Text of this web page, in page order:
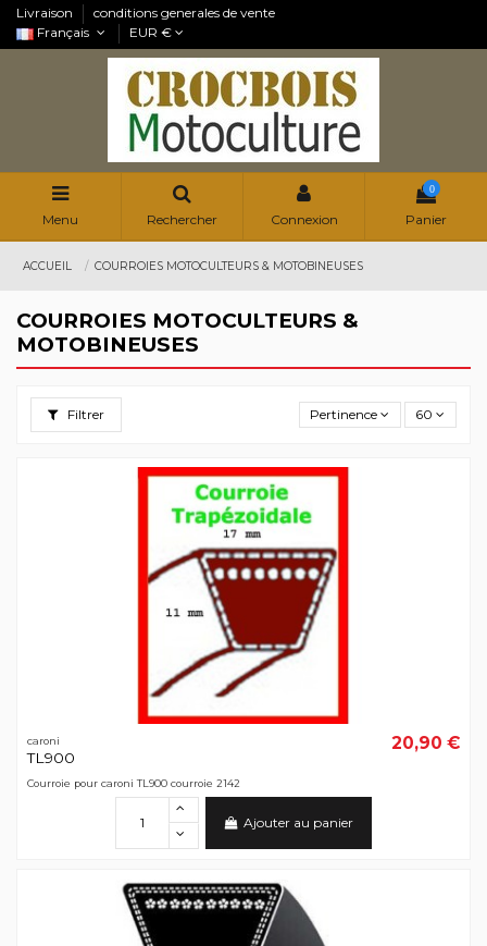
Livraison
conditions generales de vente
Français
EUR €
Menu Rechercher Connexion
0
Panier
ACCUEIL COURROIES MOTOCULTEURS & MOTOBINEUSES
COURROIES MOTOCULTEURS &
MOTOBINEUSES
Filtrer Pertinence 60
caroni
TL900
20,90 €
Courroie pour caroni TL900 courroie 2142
Ajouter au panier